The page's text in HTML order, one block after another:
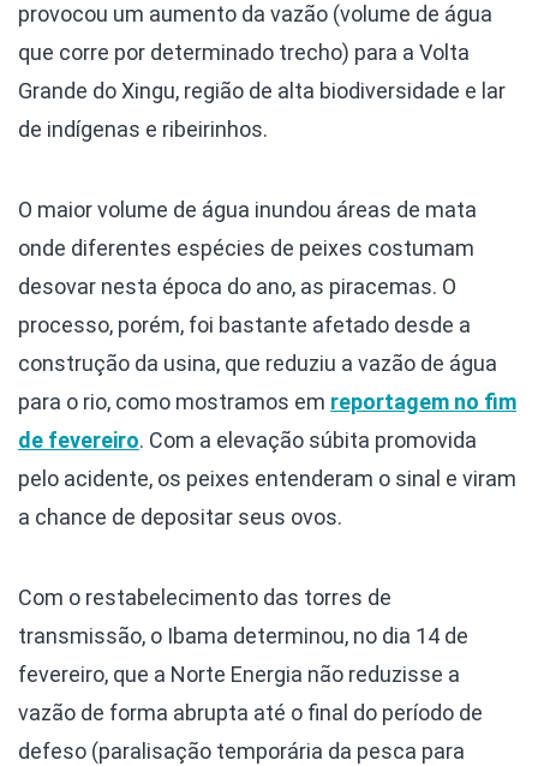
provocou um aumento da vazão (volume de água
que corre por determinado trecho) para a Volta
Grande do Xingu, região de alta biodiversidade e lar
de indígenas e ribeirinhos.
O maior volume de água inundou áreas de mata
onde diferentes espécies de peixes costumam
desovar nesta época do ano, as piracemas. O
processo, porém, foi bastante afetado desde a
construção da usina, que reduziu a vazão de água
para o rio, como mostramos em reportagem no fim
de fevereiro. Com a elevação súbita promovida
pelo acidente, os peixes entenderam o sinal e viram
a chance de depositar seus ovos.
Com o restabelecimento das torres de
transmissão, o Ibama determinou, no dia 14 de
fevereiro, que a Norte Energia não reduzisse a
vazão de forma abrupta até o final do período de
defeso (paralisação temporária da pesca para